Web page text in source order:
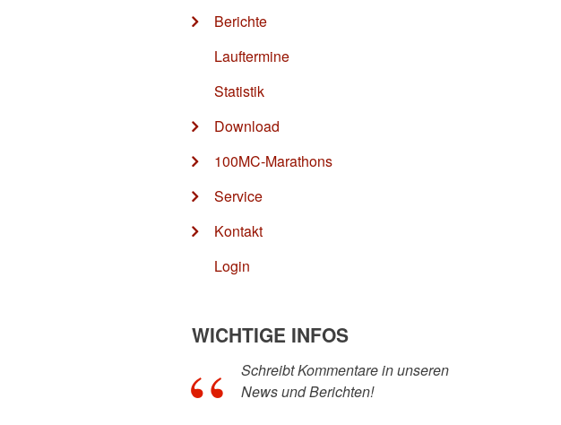
Berichte
Lauftermine
Statistik
Download
100MC-Marathons
Service
Kontakt
Login
WICHTIGE INFOS
Schreibt Kommentare in unseren
News und Berichten!